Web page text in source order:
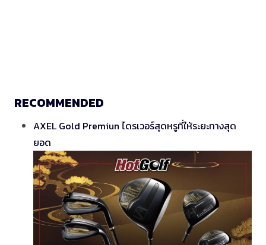
RECOMMENDED
AXEL Gold Premiun ไดรเวอร์สุดหรูที่ให้ระยะทางสุด
ยอด